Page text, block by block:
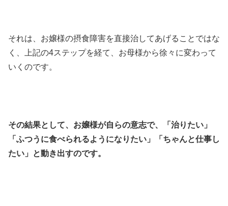
それは、お嬢様の摂食障害を直接治してあげることではな
く、上記の4ステップを経て、お母様から徐々に変わって
いくのです。
その結果として、お嬢様が自らの意志で、「治りたい」
「ふつうに食べられるようになりたい」「ちゃんと仕事し
たい」と動き出すのです。